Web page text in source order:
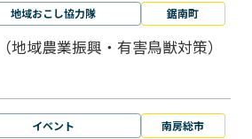
地域おこし協力隊 鋸南町
地域農業振興・有害鳥獣対策）
イベント 南房総市